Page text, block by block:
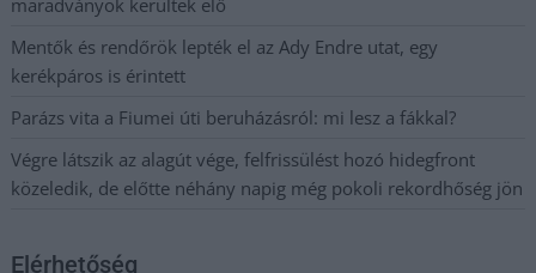
Mentők és rendőrök lepték el az Ady Endre utat, egy
kerékpáros is érintett
Parázs vita a Fiumei úti beruházásról: mi lesz a fákkal?
Végre látszik az alagút vége, felfrissülést hozó hidegfront
közeledik, de előtte néhány napig még pokoli rekordhőség jön
Elérhetőség